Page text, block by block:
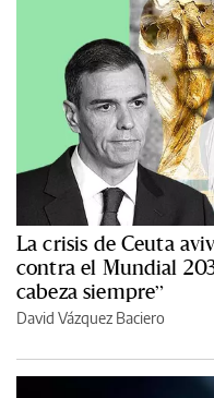
La crisis de Ceuta
contra el Mundial
cabeza siempre”
David Vázquez Baciero